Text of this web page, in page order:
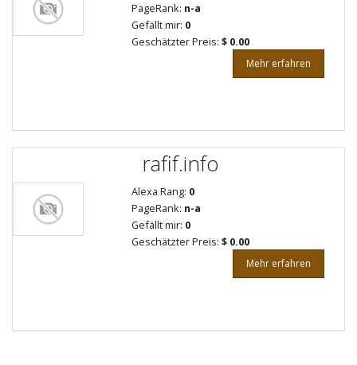
PageRank: n-a
Gefällt mir: 0
Geschätzter Preis: $ 0.00
Mehr erfahren
rafif.info
Alexa Rang: 0
PageRank: n-a
Gefällt mir: 0
Geschätzter Preis: $ 0.00
Mehr erfahren